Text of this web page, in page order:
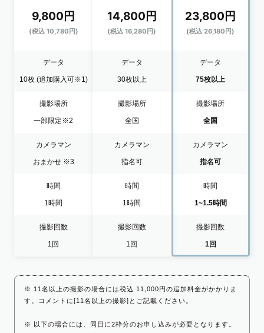
9,800円
(税込 10,780円)
データ
10枚 (追加購入可※1)
撮影場所
一部限定※2
カメラマン
おまかせ ※3
時間
1時間
撮影回数
1回
14,800円
(税込 16,280円)
データ
30枚以上
撮影場所
全国
カメラマン
指名可
時間
1時間
撮影回数
1回
23,800円
(税込 26,180円)
データ
75枚以上
撮影場所
全国
カメラマン
指名可
時間
1~1.5時間
撮影回数
1回
※ 11名以上の撮影の場合には税込 11,000円の追加料金がかかりま
す。コメントに[11名以上の撮影]とご記載ください。
※ 以下の場合には、同日に2枠分のお申し込みが必要となります。